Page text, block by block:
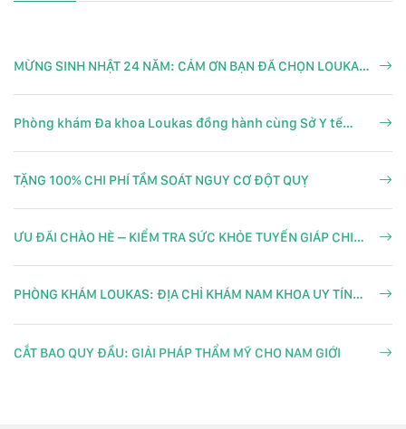
MỪNG SINH NHẬT 24 NĂM: CẢM ƠN BẠN ĐÃ CHỌN LOUKAS
Phòng khám Đa khoa Loukas đồng hành cùng Sở Y tế
TẶNG 100% CHI PHÍ TẦM SOÁT NGUY CƠ ĐỘT QUỴ
ƯU ĐÃI CHÀO HÈ – KIỂM TRA SỨC KHỎE TUYẾN GIÁP CHI
PHÒNG KHÁM LOUKAS: ĐỊA CHỈ KHÁM NAM KHOA UY TÍN
CẮT BAO QUY ĐẦU: GIẢI PHÁP THẨM MỸ CHO NAM GIỚI